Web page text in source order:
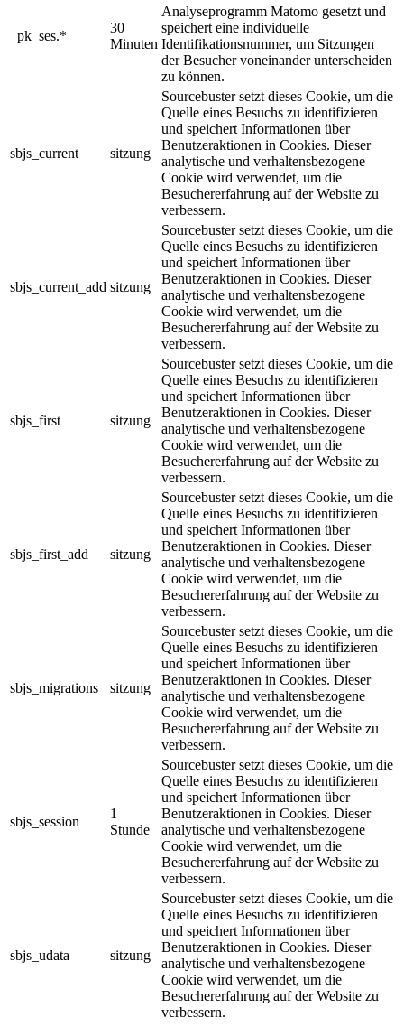
_pk_ses.*
30
Minuten
Analyseprogramm Matomo gesetzt und
speichert eine individuelle
Identifikationsnummer, um Sitzungen
der Besucher voneinander unterscheiden
zu können.
sbjs_current sitzung
Sourcebuster setzt dieses Cookie, um die
Quelle eines Besuchs zu identifizieren
und speichert Informationen über
Benutzeraktionen in Cookies. Dieser
analytische und verhaltensbezogene
Cookie wird verwendet, um die
Besuchererfahrung auf der Website zu
verbessern.
sbjs_current_add sitzung
Sourcebuster setzt dieses Cookie, um die
Quelle eines Besuchs zu identifizieren
und speichert Informationen über
Benutzeraktionen in Cookies. Dieser
analytische und verhaltensbezogene
Cookie wird verwendet, um die
Besuchererfahrung auf der Website zu
verbessern.
sbjs_first sitzung
Sourcebuster setzt dieses Cookie, um die
Quelle eines Besuchs zu identifizieren
und speichert Informationen über
Benutzeraktionen in Cookies. Dieser
analytische und verhaltensbezogene
Cookie wird verwendet, um die
Besuchererfahrung auf der Website zu
verbessern.
sbjs_first_add sitzung
Sourcebuster setzt dieses Cookie, um die
Quelle eines Besuchs zu identifizieren
und speichert Informationen über
Benutzeraktionen in Cookies. Dieser
analytische und verhaltensbezogene
Cookie wird verwendet, um die
Besuchererfahrung auf der Website zu
verbessern.
sbjs_migrations sitzung
Sourcebuster setzt dieses Cookie, um die
Quelle eines Besuchs zu identifizieren
und speichert Informationen über
Benutzeraktionen in Cookies. Dieser
analytische und verhaltensbezogene
Cookie wird verwendet, um die
Besuchererfahrung auf der Website zu
verbessern.
sbjs_session
1
Stunde
Sourcebuster setzt dieses Cookie, um die
Quelle eines Besuchs zu identifizieren
und speichert Informationen über
Benutzeraktionen in Cookies. Dieser
analytische und verhaltensbezogene
Cookie wird verwendet, um die
Besuchererfahrung auf der Website zu
verbessern.
sbjs_udata sitzung
Sourcebuster setzt dieses Cookie, um die
Quelle eines Besuchs zu identifizieren
und speichert Informationen über
Benutzeraktionen in Cookies. Dieser
analytische und verhaltensbezogene
Cookie wird verwendet, um die
Besuchererfahrung auf der Website zu
verbessern.